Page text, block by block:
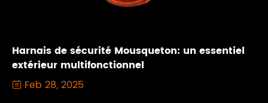
Harnais de sécurité Mousqueton: un essentiel
extérieur multifonctionnel
 Feb 28, 2025